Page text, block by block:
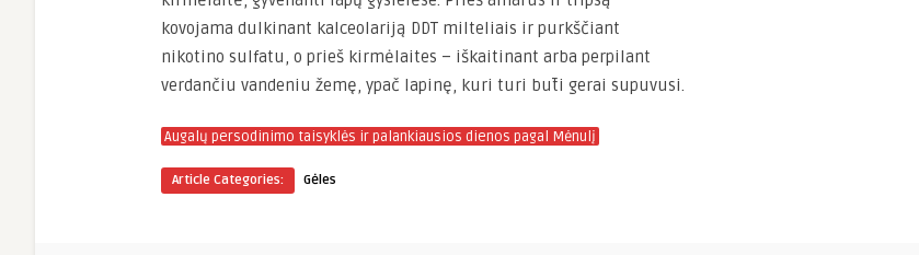
kovojama dulkinant kalceolariją DDT milteliais ir purkščiant
nikotino sulfatu, o prieš kirmėlaites – iškaitinant arba perpilant
verdančiu vandeniu žemę, ypač lapinę, kuri turi būti gerai supuvusi.
Augalų persodinimo taisyklės ir palankiausios dienos pagal Mėnulį
Article Categories: Gėles